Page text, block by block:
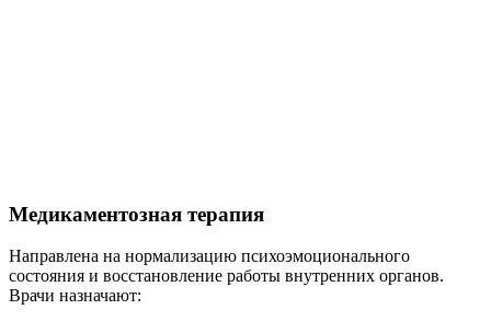
Медикаментозная терапия
Направлена на нормализацию психоэмоционального
состояния и восстановление работы внутренних органов.
Врачи назначают: